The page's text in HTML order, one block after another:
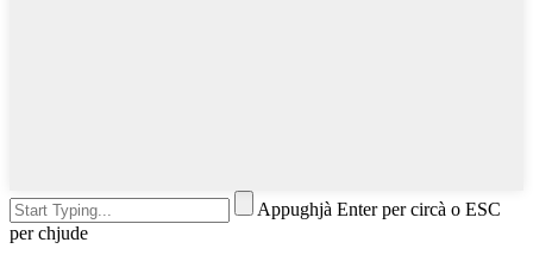
Appughjà Enter per circà o ESC
per chjude